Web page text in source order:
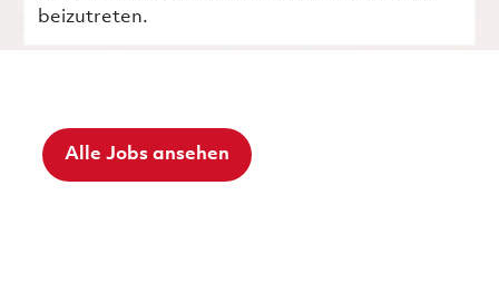
beizutreten.
Alle Jobs ansehen